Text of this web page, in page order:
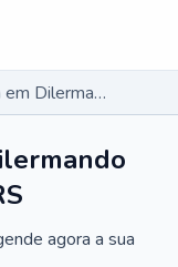
Pneumologista em Dilermando de Aguiar - RS
agora a sua